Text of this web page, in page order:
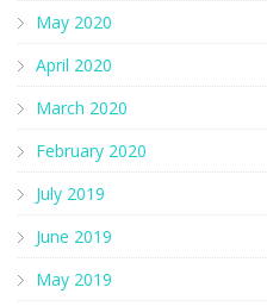
May 2020
April 2020
March 2020
February 2020
July 2019
June 2019
May 2019